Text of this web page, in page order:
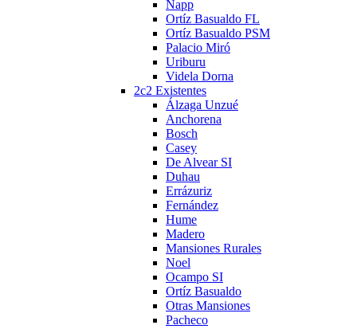
Napp
Ortíz Basualdo FL
Ortíz Basualdo PSM
Palacio Miró
Uriburu
Videla Dorna
2c2 Existentes
Álzaga Unzué
Anchorena
Bosch
Casey
De Alvear SI
Duhau
Errázuriz
Fernández
Hume
Madero
Mansiones Rurales
Noel
Ocampo SI
Ortíz Basualdo
Otras Mansiones
Pacheco